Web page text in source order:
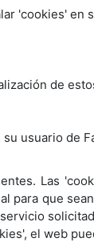
'cookies'
de
usuario de
Las
para que
el web